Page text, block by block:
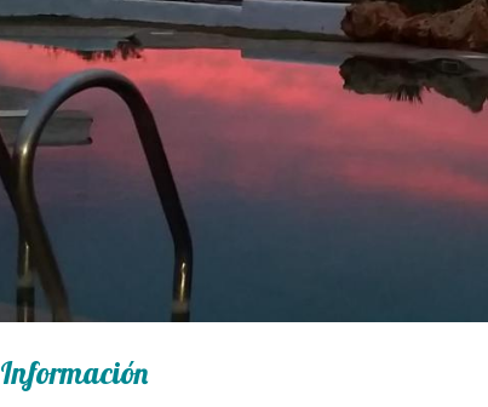
Información